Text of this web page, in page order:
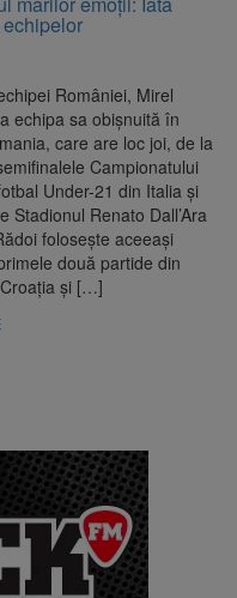
aplicare
în peste
curent din
2 lei/kWh
României, Mirel
echipa sa obişnuită în
care are loc joi, de la
Campionatului
Under-21 din Italia şi
Stadionul Renato Dall’Ara
foloseşte aceeaşi
două partide din
şi […]